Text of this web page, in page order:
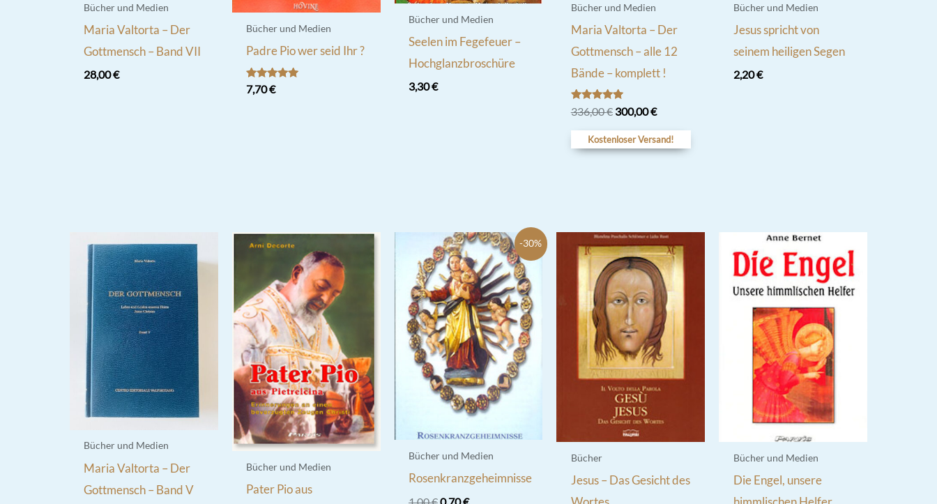
Bücher und Medien
Maria Valtorta – Der
Gottmensch – Band VII
28,00€
Bücher und Medien
Padre Pio wer seid Ihr ?
Bewertet
mit
7,70€
Bücher und Medien
Seelen im Fegefeuer –
Hochglanzbroschüre
3,30€
Bücher und Medien
Maria Valtorta – Der
Gottmensch – alle 12
Bände – komplett !
Bewertet
mit
4.80
von 5
336,00€ Ursprünglicher
war:
336,00 €
300,00€Aktueller
ist:
300,00 €.
Kostenloser Versand!
Bücher und Medien
Jesus spricht von
seinem heiligen Segen
2,20€
Bücher und Medien
Maria Valtorta – Der
Gottmensch – Band V
Bücher und Medien
Pater Pio aus
-30%
Bücher und Medien
Rosenkranzgeheimnisse
1,00€Ursprünglicher
0,70€Aktueller
Bücher
Jesus – Das Gesicht des
Bücher und Medien
Die Engel, unsere